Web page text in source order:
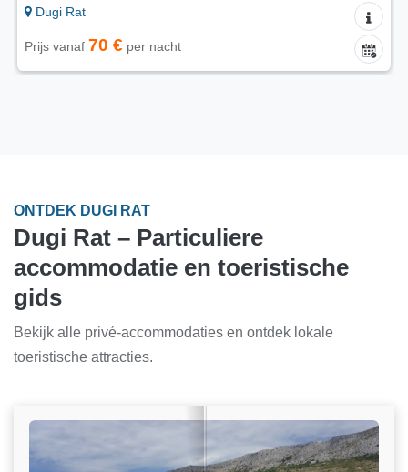
Dugi Rat
Prijs vanaf 70 € per nacht
ONTDEK DUGI RAT
Dugi Rat – Particuliere
accommodatie en toeristische
gids
Bekijk alle privé-accommodaties en ontdek lokale
toeristische attracties.